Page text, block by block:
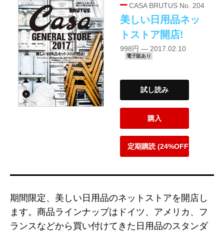
CASA BRUTUS No. 204
美しい日用品ネッ
トストア開店!
998円 — 2017.02.10
電子版あり
試し読み
購入
定期購読 (24%OFF)
期間限定、美しい日用品のネットストアを開店し
ます。商品ラインナップはドイツ、アメリカ、フ
ランスなどから買い付けてきた日用品のスタンダ